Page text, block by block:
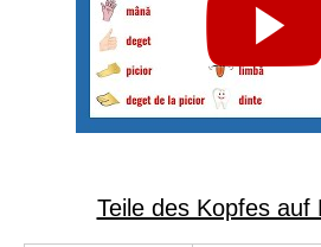
Teile des Kopfes auf